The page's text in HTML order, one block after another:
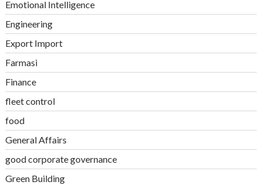
Emotional Intelligence
Engineering
Export Import
Farmasi
Finance
fleet control
food
General Affairs
good corporate governance
Green Building